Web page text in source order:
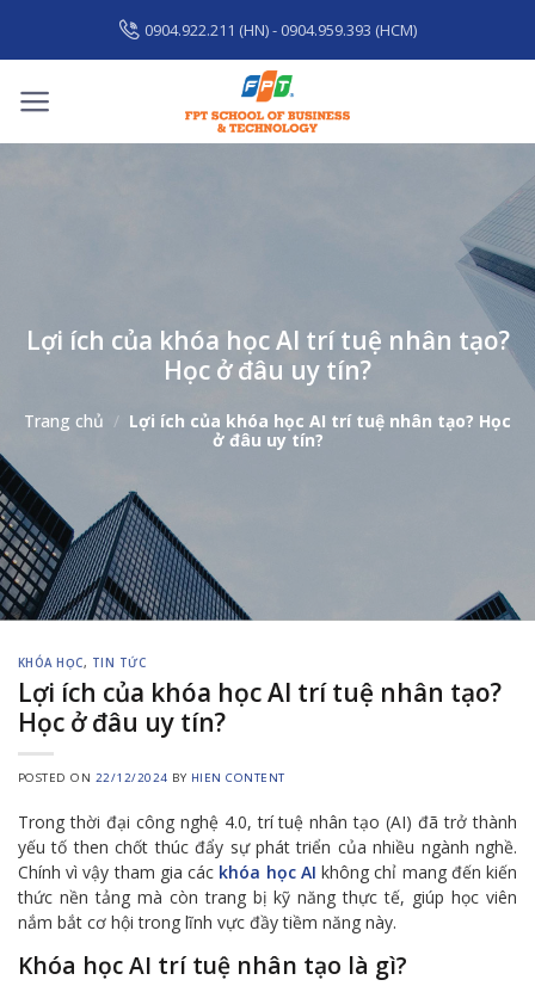
content
0904.922.211 (HN) - 0904.959.393 (HCM)
Lợi ích của khóa học AI trí tuệ nhân tạo?
Học ở đâu uy tín?
Trang chủ / Lợi ích của khóa học AI trí tuệ nhân tạo? Học
ở đâu uy tín?
KHÓA HỌC, TIN TỨC
Lợi ích của khóa học AI trí tuệ nhân tạo?
Học ở đâu uy tín?
POSTED ON 22/12/2024 BY HIEN CONTENT
Trong thời đại công nghệ 4.0, trí tuệ nhân tạo (AI) đã trở thành
yếu tố then chốt thúc đẩy sự phát triển của nhiều ngành nghề.
Chính vì vậy tham gia các khóa học AI không chỉ mang đến kiến
thức nền tảng mà còn trang bị kỹ năng thực tế, giúp học viên
nắm bắt cơ hội trong lĩnh vực đầy tiềm năng này.
Khóa học AI trí tuệ nhân tạo là gì?